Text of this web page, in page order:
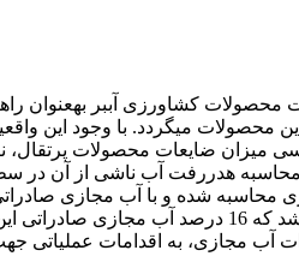
کشاورزی آب­بر به­عنوان
می­گردد. با وجود این
ضایعات محصولات پرتقال،
مجازی محاسبه شده و با آب مجازی
دست آمده، میزان ضایعات آب مجازی محصولات فوق در بخش توزیع تره­بارهای
آب مجازی، به اقدامات